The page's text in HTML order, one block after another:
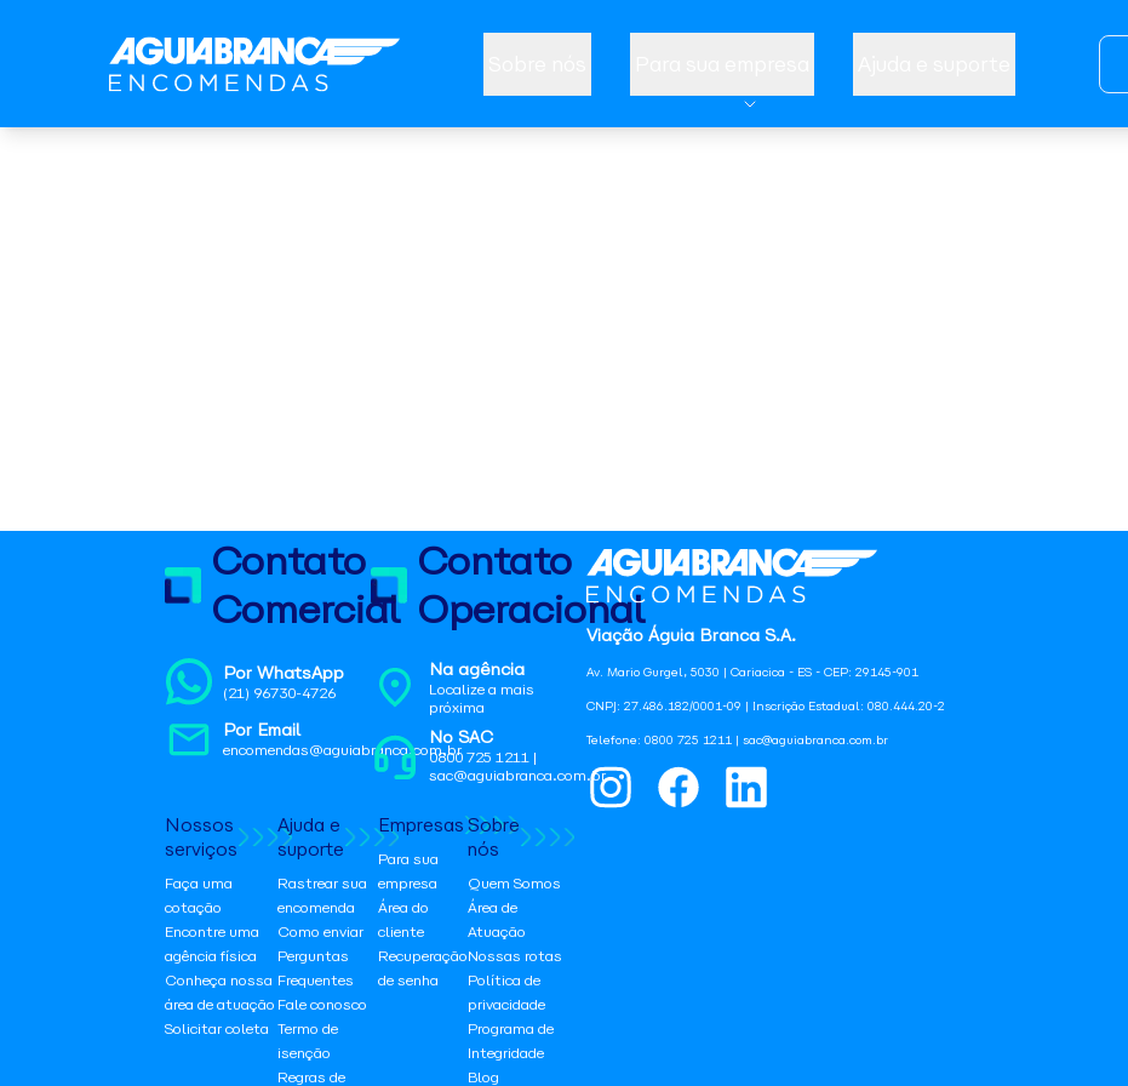
Viação Águia Branca S.A.
Av. Mario Gurgel, 5030 | Cariacica - ES - CEP: 29145-901
CNPJ: 27.486.182/0001-09 | Inscrição Estadual: 080.444.20-2
Telefone: 0800 725 1211 | sac@aguiabranca.com.br
Contato
Comercial
Por WhatsApp
(21) 96730-4726
Por Email
encomendas@aguiabranca.com.br
Contato
Operacional
Na agência
Localize a mais
próxima
No SAC
0800 725 1211 |
sac@aguiabranca.com.br
Nossos
serviços
Faça uma
cotação
Encontre uma
agência física
Conheça nossa
área de atuação
Solicitar coleta
Ajuda e
suporte
Rastrear sua
encomenda
Como enviar
Perguntas
Frequentes
Fale conosco
Termo de
isenção
Regras de
Empresas
Para sua
empresa
Área do
cliente
Recuperação
de senha
Sobre
nós
Quem Somos
Área de
Atuação
Nossas rotas
Política de
privacidade
Programa de
Integridade
Blog